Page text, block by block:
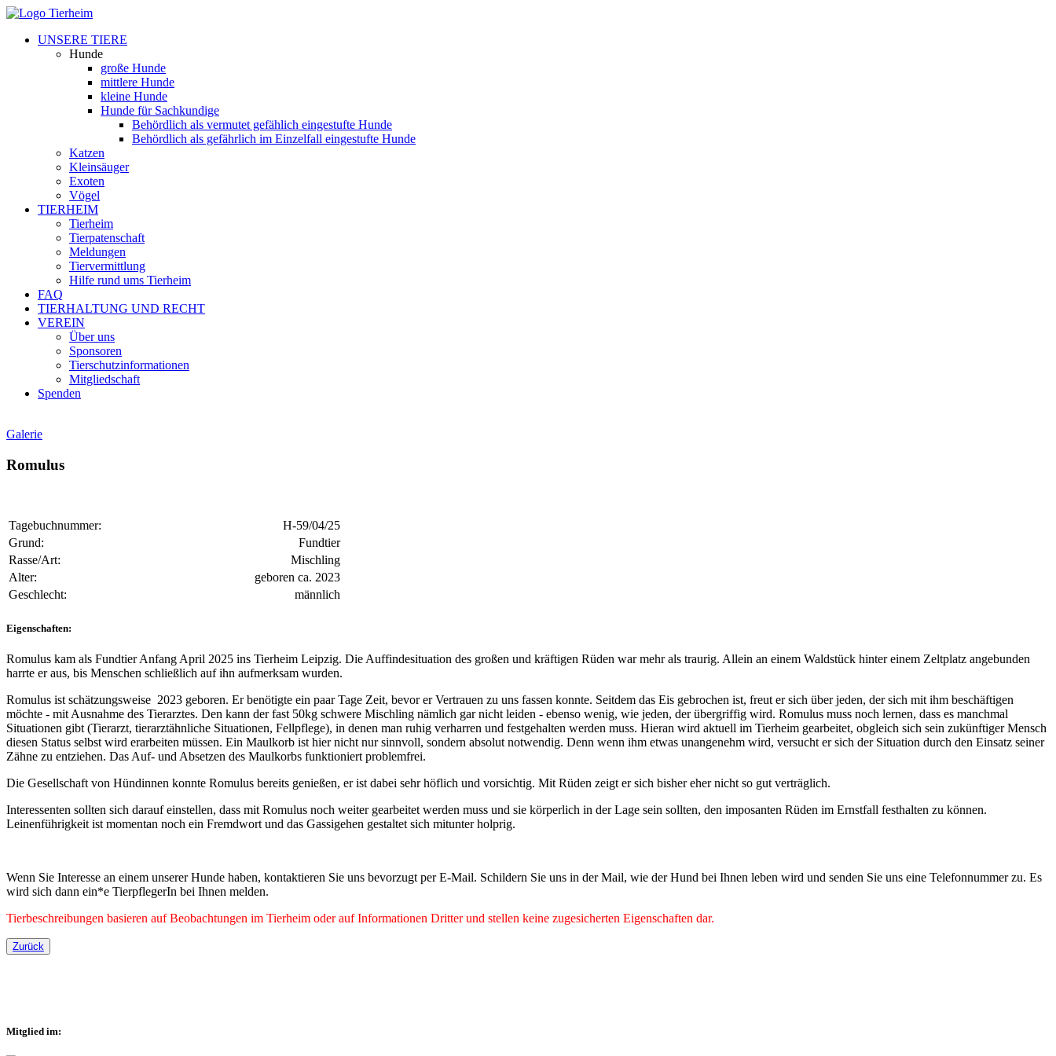
UNSERE TIERE
Hunde
große Hunde
mittlere Hunde
kleine Hunde
Hunde für Sachkundige
Behördlich als vermutet gefählich eingestufte Hunde
Behördlich als gefährlich im Einzelfall eingestufte Hunde
Katzen
Kleinsäuger
Exoten
Vögel
TIERHEIM
Tierheim
Tierpatenschaft
Meldungen
Tiervermittlung
Hilfe rund ums Tierheim
FAQ
TIERHALTUNG UND RECHT
VEREIN
Über uns
Sponsoren
Tierschutzinformationen
Mitgliedschaft
Spenden
Galerie
Romulus
Tagebuchnummer:
H-59/04/25
Grund:
Fundtier
Rasse/Art:
Mischling
Alter:
geboren ca. 2023
Geschlecht:
männlich
Eigenschaften:
Romulus kam als Fundtier Anfang April 2025 ins Tierheim Leipzig. Die Auffindesituation des großen und kräftigen Rüden war mehr als traurig. Allein an einem Waldstück hinter einem Zeltplatz angebunden
harrte er aus, bis Menschen schließlich auf ihn aufmerksam wurden.
Romulus ist schätzungsweise 2023 geboren. Er benötigte ein paar Tage Zeit, bevor er Vertrauen zu uns fassen konnte. Seitdem das Eis gebrochen ist, freut er sich über jeden, der sich mit ihm beschäftigen
möchte - mit Ausnahme des Tierarztes. Den kann der fast 50kg schwere Mischling nämlich gar nicht leiden - ebenso wenig, wie jeden, der übergriffig wird. Romulus muss noch lernen, dass es manchmal
Situationen gibt (Tierarzt, tierarztähnliche Situationen, Fellpflege), in denen man ruhig verharren und festgehalten werden muss. Hieran wird aktuell im Tierheim gearbeitet, obgleich sich sein zukünftiger Mensch
diesen Status selbst wird erarbeiten müssen. Ein Maulkorb ist hier nicht nur sinnvoll, sondern absolut notwendig. Denn wenn ihm etwas unangenehm wird, versucht er sich der Situation durch den Einsatz seiner
Zähne zu entziehen. Das Auf- und Absetzen des Maulkorbs funktioniert problemfrei.
Die Gesellschaft von Hündinnen konnte Romulus bereits genießen, er ist dabei sehr höflich und vorsichtig. Mit Rüden zeigt er sich bisher eher nicht so gut verträglich.
Interessenten sollten sich darauf einstellen, dass mit Romulus noch weiter gearbeitet werden muss und sie körperlich in der Lage sein sollten, den imposanten Rüden im Ernstfall festhalten zu können.
Leinenführigkeit ist momentan noch ein Fremdwort und das Gassigehen gestaltet sich mitunter holprig.
Wenn Sie Interesse an einem unserer Hunde haben, kontaktieren Sie uns bevorzugt per E-Mail. Schildern Sie uns in der Mail, wie der Hund bei Ihnen leben wird und senden Sie uns eine Telefonnummer zu. Es
wird sich dann ein*e TierpflegerIn bei Ihnen melden.
Tierbeschreibungen basieren auf Beobachtungen im Tierheim oder auf Informationen Dritter und stellen keine zugesicherten Eigenschaften dar.
Zurück
Mitglied im: